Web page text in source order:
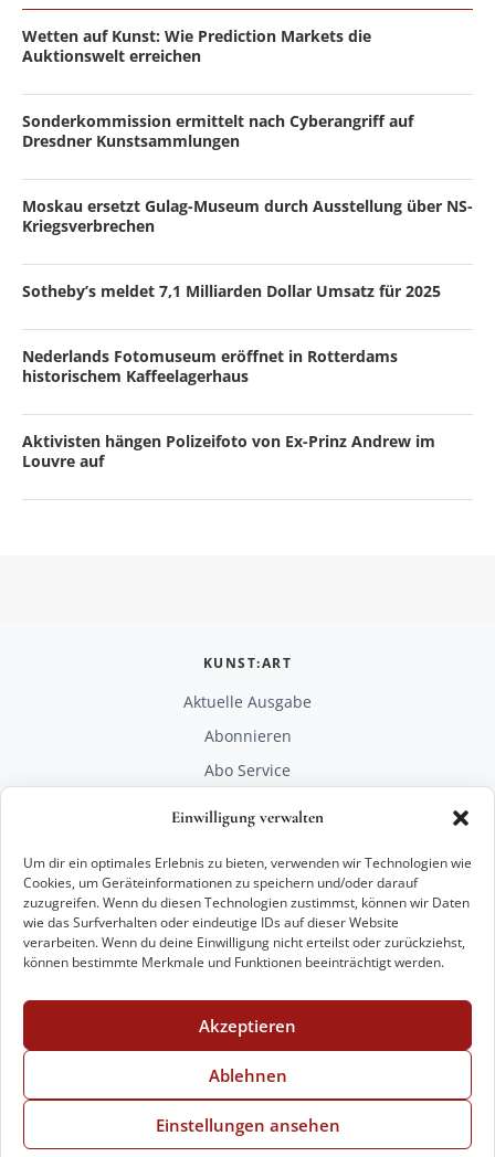
Einwilligung verwalten
Um dir ein optimales Erlebnis zu bieten, verwenden wir Technologien wie
Cookies, um Geräteinformationen zu speichern und/oder darauf
zuzugreifen. Wenn du diesen Technologien zustimmst, können wir Daten
wie das Surfverhalten oder eindeutige IDs auf dieser Website
verarbeiten. Wenn du deine Einwilligung nicht erteilst oder zurückziehst,
können bestimmte Merkmale und Funktionen beeinträchtigt werden.
Akzeptieren
Ablehnen
Einstellungen ansehen
Wetten auf Kunst: Wie Prediction Markets die
Auktionswelt erreichen
Sonderkommission ermittelt nach Cyberangriff auf
Dresdner Kunstsammlungen
Moskau ersetzt Gulag-Museum durch Ausstellung über NS-
Kriegsverbrechen
Sotheby’s meldet 7,1 Milliarden Dollar Umsatz für 2025
Nederlands Fotomuseum eröffnet in Rotterdams
historischem Kaffeelagerhaus
Aktivisten hängen Polizeifoto von Ex-Prinz Andrew im
Louvre auf
KUNST:ART
Aktuelle Ausgabe
Abonnieren
Abo Service
RECHTLICHES
Impressum
Datenschutz
KONTAKT
+49 221 29 28 27 21
© 2026 VKK Verlag Kunst und Kultur GmbH